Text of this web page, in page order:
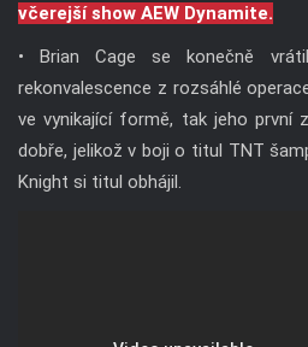
včerejší show AEW Dynamite.
• Brian Cage se konečně
rekonvalescence z rozsáhlé
ve vynikající formě, tak jeho první
dobře, jelikož v boji o titul TNT
Knight si titul obhájil.